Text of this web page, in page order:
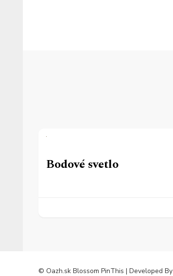
Bodové svetlo
© Oazh.sk Blossom PinThis | Developed By